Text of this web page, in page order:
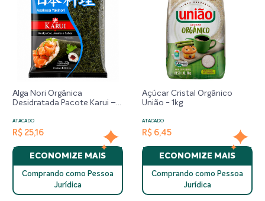
Alga Nori Orgânica
Desidratada Pacote Karui –
ATACADO
R$ 25,16
ECONOMIZE MAIS
Comprando como Pessoa
Jurídica
Açúcar Cristal Orgânico
União - 1kg
ATACADO
R$ 6,45
ECONOMIZE MAIS
Comprando como Pessoa
Jurídica